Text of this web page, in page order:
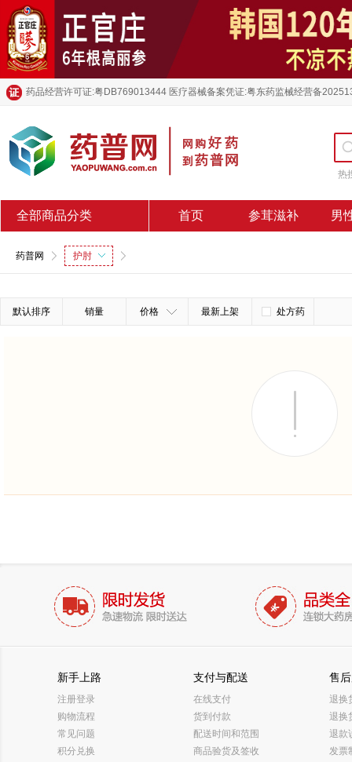
药品经营许可证:粤DB769013444 医疗器械备案凭证:粤东药监械经营备
热
全部商品分类 首页 参茸滋补 男
药普网 护肘
默认排序 销量 价格 最新上架 处方药
新手上路
注册登录
购物流程
常见问题
积分兑换
支付与配送
在线支付
货到付款
配送时间和范围
商品验货及签收
售
退换
退换
退款
发票